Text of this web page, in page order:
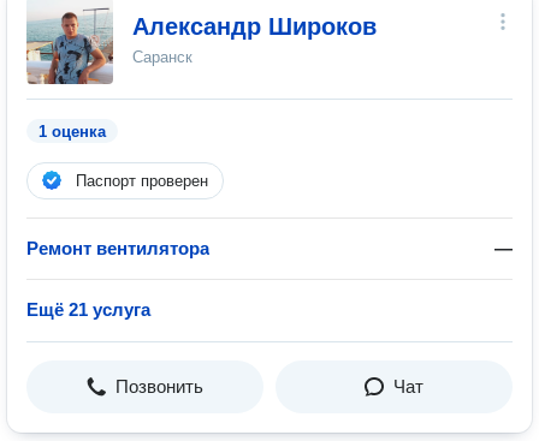
Александр Широков
Саранск
1 оценка
Паспорт проверен
Ремонт вентилятора —
Ещё 21 услуга
Позвонить Чат